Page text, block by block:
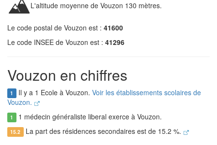
L'altitude moyenne de Vouzon 130 mètres.
Le code postal de Vouzon est : 41600
Le code INSEE de Vouzon est : 41296
Vouzon en chiffres
1 Il y a 1 Ecole à Vouzon. Voir les établissements scolaires de
Vouzon.
1 1 médecin généraliste liberal exerce à Vouzon.
15.2 La part des résidences secondaires est de 15.2 %.